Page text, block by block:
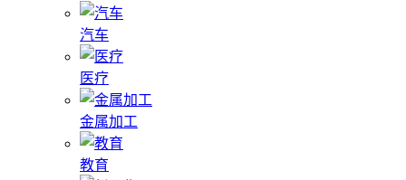
汽车
医疗
金属加工
教育